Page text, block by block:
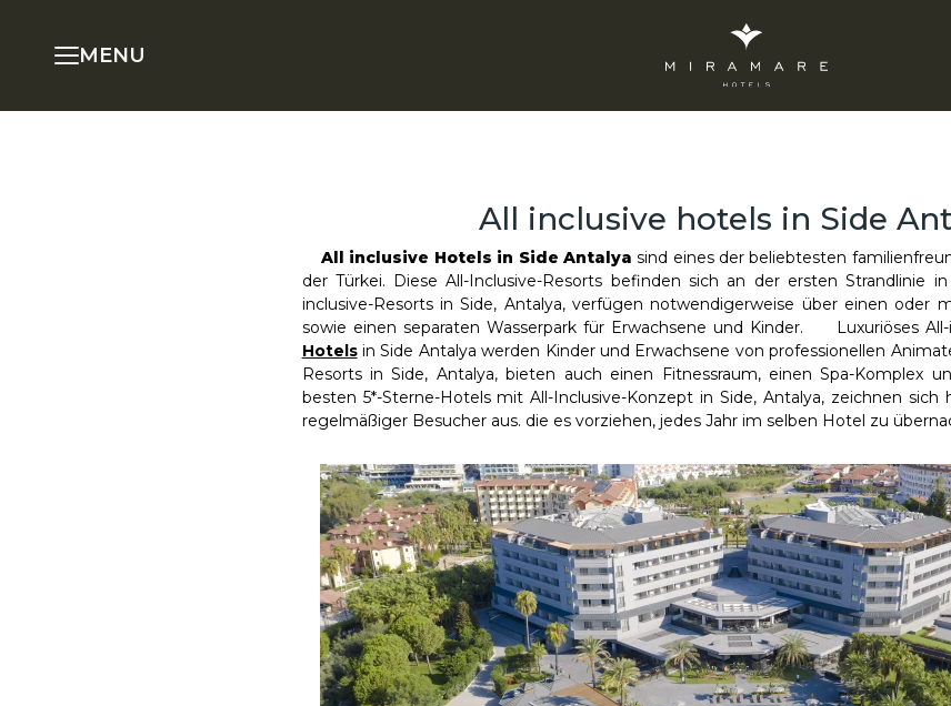
MENU
All inclusive hotels in Side
All inclusive Hotels in Side Antalyasind eines der beliebtesten
der Türkei. Diese All-Inclusive-Resorts befinden sich an der ersten Strandlinie
inclusive-Resorts in Side, Antalya, verfügen notwendigerweise über einen oder
sowie einen separaten Wasserpark für Erwachsene und Kinder. Luxuriöses All-
Hotelsin Side Antalya werden Kinder und Erwachsene von professionellen
Resorts in Side, Antalya, bieten auch einen Fitnessraum, einen Spa-Komplex
besten 5*-Sterne-Hotels mit All-Inclusive-Konzept in Side, Antalya, zeichnen
regelmäßiger Besucher aus. die es vorziehen, jedes Jahr im selben Hotel zu